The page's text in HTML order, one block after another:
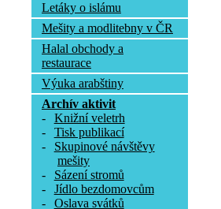
Letáky o islámu
Mešity a modlitebny v ČR
Halal obchody a
restaurace
Výuka arabštiny
Archív aktivit
-
Knižní veletrh
-
Tisk publikací
-
Skupinové návštěvy
mešity
-
Sázení stromů
-
Jídlo bezdomovcům
-
Oslava svátků